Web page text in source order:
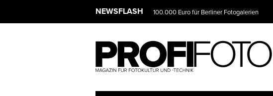
NEWSFLASH 100.000 Euro für Berliner Fotogalerien